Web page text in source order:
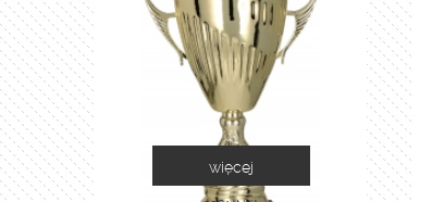
więcej